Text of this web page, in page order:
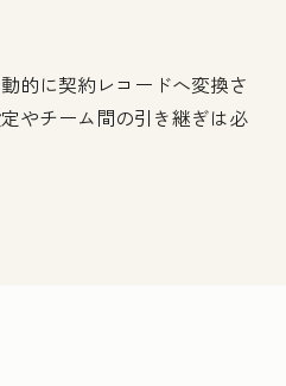
的に契約レコードへ変換さ
やチーム間の引き継ぎは必